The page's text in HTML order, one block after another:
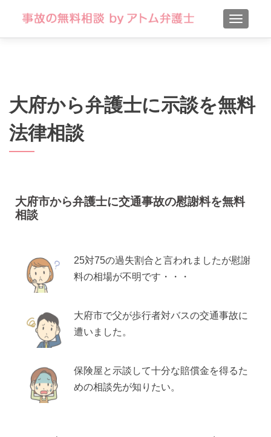
大府から弁護士に示談を無料
法律相談
大府市から弁護士に交通事故の慰謝料を無料
相談
25対75の過失割合と言われましたが慰謝
料の相場が不明です・・・
大府市で父が歩行者対バスの交通事故に
遭いました。
保険屋と示談して十分な賠償金を得るた
めの相談先が知りたい。